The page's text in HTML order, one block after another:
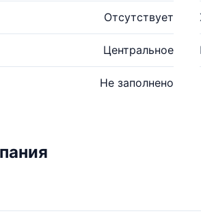
Отсутствует
Центральное
Не заполнено